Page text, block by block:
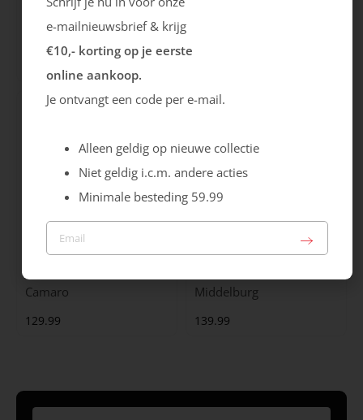
Ecco
Camaro
129.99
Middelburg
139.99
e-mailnieuwsbrief & krijg
€10,- korting op je eerste
online aankoop.
Je ontvangt een code per e-mail.
Alleen geldig op nieuwe collectie
Niet geldig i.c.m. andere acties
Minimale besteding 59.99